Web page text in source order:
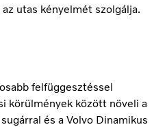
utas kényelmét szolgálja.
felfüggesztéssel
körülmények között növeli a
és a Volvo Dinamikus